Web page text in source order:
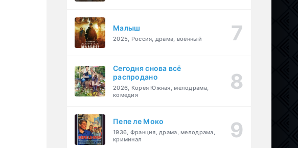
Малыш
2025, Россия, драма, военный
Сегодня снова всё
распродано
2026, Корея Южная, мелодрама,
комедия
Пепе ле Моко
1936, Франция, драма, мелодрама,
криминал